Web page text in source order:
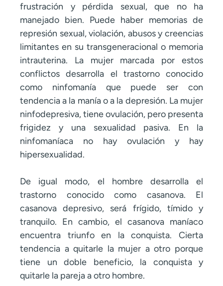
frustración y pérdida sexual, que no ha
manejado bien. Puede haber memorias de
represión sexual, violación, abusos y creencias
limitantes en su transgeneracional o memoria
intrauterina. La mujer marcada por estos
conflictos desarrolla el trastorno conocido
como ninfomanía que puede ser con
tendencia a la manía o a la depresión. La mujer
ninfodepresiva, tiene ovulación, pero presenta
frigidez y una sexualidad pasiva. En la
ninfomaníaca no hay ovulación y hay
hipersexualidad.
De igual modo, el hombre desarrolla el
trastorno conocido como casanova. El
casanova depresivo, será frígido, tímido y
tranquilo. En cambio, el casanova maníaco
encuentra triunfo en la conquista. Cierta
tendencia a quitarle la mujer a otro porque
tiene un doble beneficio, la conquista y
quitarle la pareja a otro hombre.